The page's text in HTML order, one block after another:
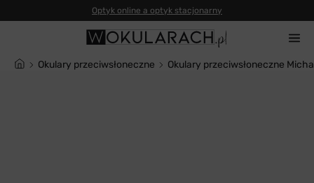
Okulary przeciwsłoneczne Okulary przeciwsłoneczne